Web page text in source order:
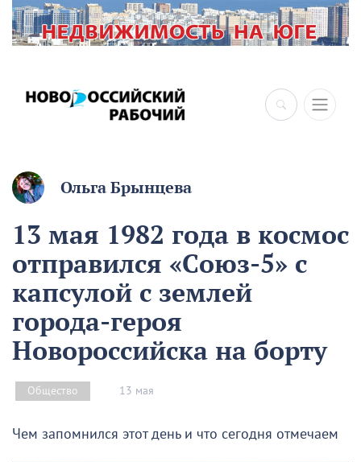
×
Ольга Брынцева
13 мая 1982 года в космос
отправился «Союз-5» с
капсулой с землей
города-героя
Новороссийска на борту
Общество 13 мая
Чем запомнился этот день и что сегодня отмечаем